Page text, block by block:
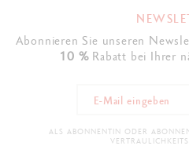
Abonnieren Sie unseren
10 %Rabatt bei Ihrer
ALS ABONNENTIN ODER